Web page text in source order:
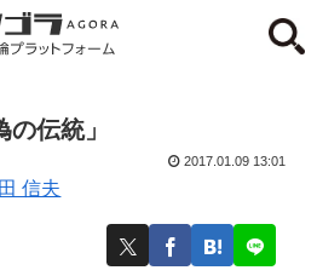
伝統」
信夫
2017.01.09 13:01